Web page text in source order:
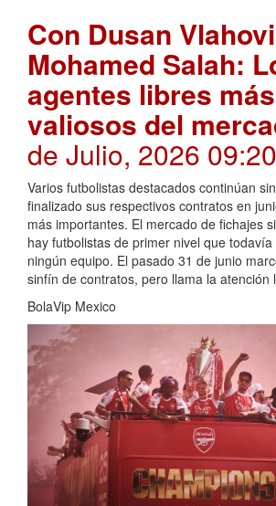
Con Dusan
Mohamed Salah:
agentes libres más
valiosos del
de Julio, 2026 09:20
Varios futbolistas destacados continúan
finalizado sus respectivos contratos en
más importantes. El mercado de fichajes
hay futbolistas de primer nivel que
ningún equipo. El pasado 31 de junio
sinfín de contratos, pero llama la atención
BolaVip Mexico